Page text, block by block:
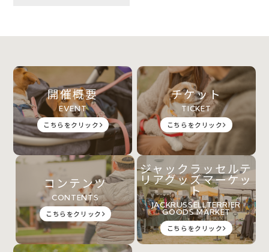
開催概要
EVENT
こちらをクリック
チケット
TICKET
こちらをクリック
コンテンツ
CONTENTS
こちらをクリック
ジャックラッセルテ
リアグッズマーケッ
ト
JACKRUSSELLTERRIER
GOODS MARKET
こちらをクリック